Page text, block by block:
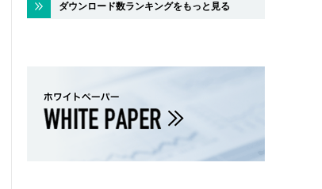
ダウンロード数ランキングをもっと見る